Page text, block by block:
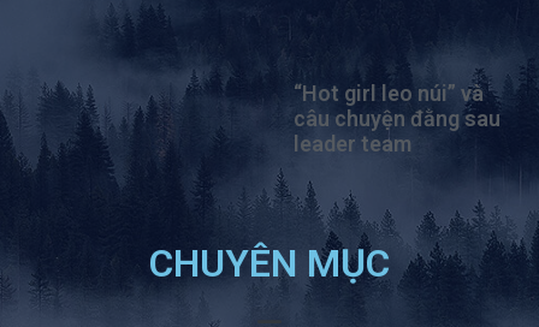
“Hot girl leo núi” và
câu chuyện đằng sau
leader team
CHUYÊN MỤC